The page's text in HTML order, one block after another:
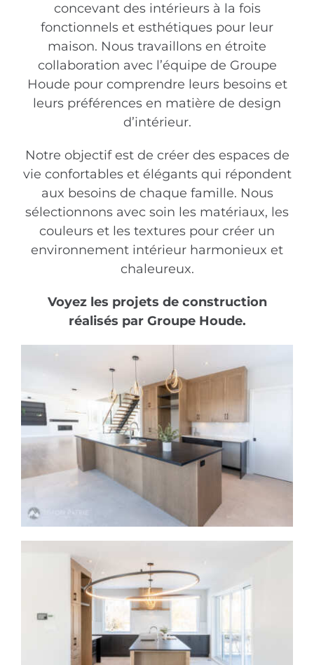
concevant des intérieurs à la fois
fonctionnels et esthétiques pour leur
maison. Nous travaillons en étroite
collaboration avec l’équipe de Groupe
Houde pour comprendre leurs besoins et
leurs préférences en matière de design
d’intérieur.
Notre objectif est de créer des espaces de
vie confortables et élégants qui répondent
aux besoins de chaque famille. Nous
sélectionnons avec soin les matériaux, les
couleurs et les textures pour créer un
environnement intérieur harmonieux et
chaleureux.
Voyez les projets de construction
réalisés par Groupe Houde.